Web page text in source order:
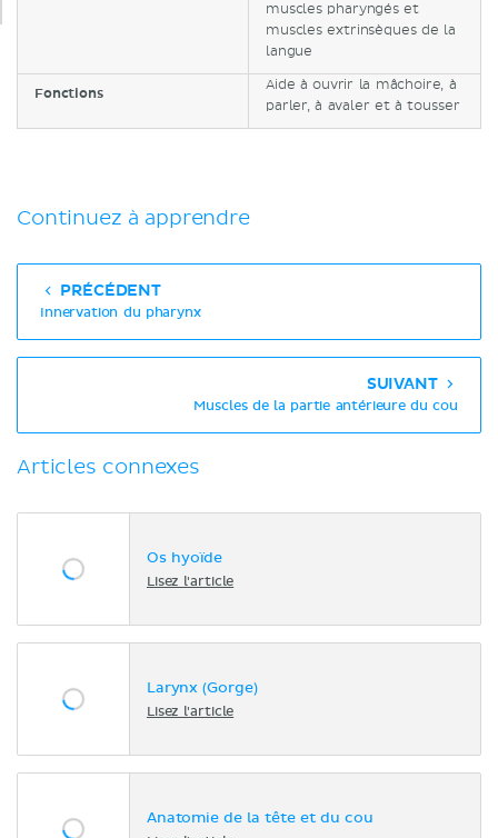
muscles pharyngés et
muscles extrinsèques de la
langue
Fonctions
Aide à ouvrir la mâchoire, à
parler, à avaler et à tousser
Continuez à apprendre
PRÉCÉDENT
Innervation du pharynx
SUIVANT
Muscles de la partie antérieure du cou
Articles connexes
Os hyoïde
Lisez l'article
Larynx (Gorge)
Lisez l'article
Anatomie de la tête et du cou